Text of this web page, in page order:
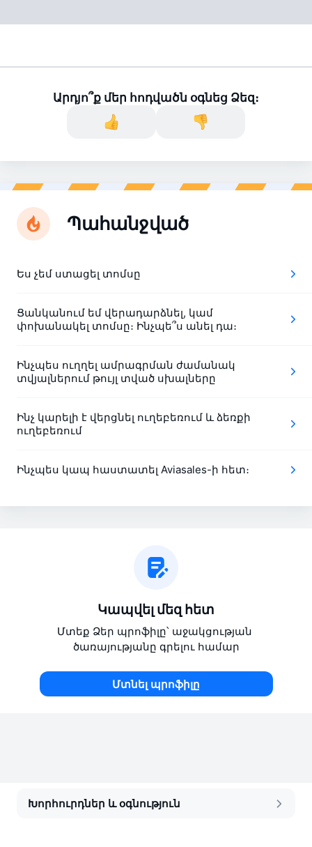
Արդյո՞ք մեր հոդվածն օգնեց Ձեզ։
Պահանջված
Ես չեմ ստացել տոմսը
Ցանկանում եմ վերադարձնել, կամ
փոխանակել տոմսը։ Ինչպե՞ս անել դա։
Ինչպես ուղղել ամրագրման ժամանակ
տվյալներում թույլ տված սխալները
Ինչ կարելի է վերցնել ուղեբեռում և ձեռքի
ուղեբեռում
Ինչպես կապ հաստատել Aviasales-ի հետ։
Կապվել մեզ հետ
Մտեք Ձեր պրոֆիլը՝ աջակցության
ծառայությանը գրելու համար
Մտնել պրոֆիլը
Խորհուրդներ և օգնություն